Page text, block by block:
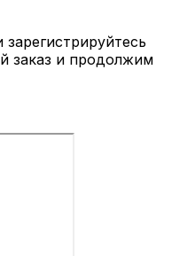
заказ и продолжим